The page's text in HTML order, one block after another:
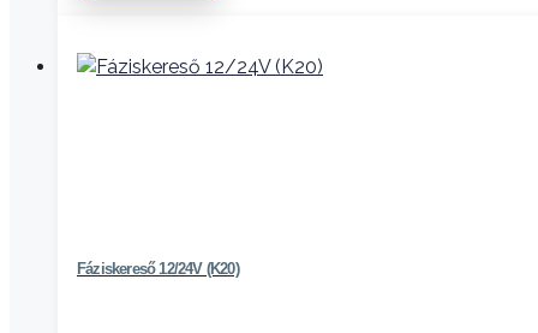
Fáziskereső 12/24V (K20)